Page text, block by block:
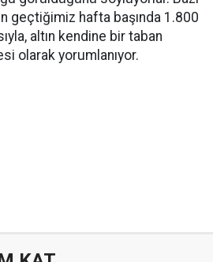
geçtiğimiz hafta başında 1.800
altın kendine bir taban
olarak yorumlanıyor.